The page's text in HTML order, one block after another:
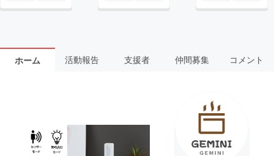
ホーム 活動報告 支援者 仲間募集 コメント